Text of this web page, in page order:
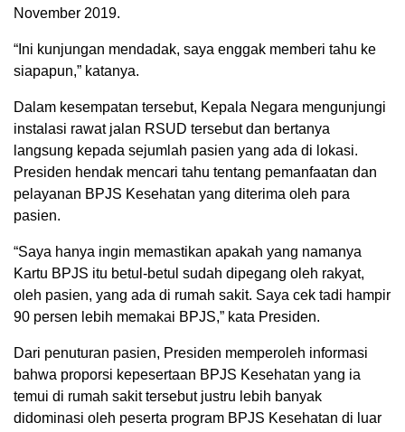
November 2019.
“Ini kunjungan mendadak, saya enggak memberi tahu ke
siapapun,” katanya.
Dalam kesempatan tersebut, Kepala Negara mengunjungi
instalasi rawat jalan RSUD tersebut dan bertanya
langsung kepada sejumlah pasien yang ada di lokasi.
Presiden hendak mencari tahu tentang pemanfaatan dan
pelayanan BPJS Kesehatan yang diterima oleh para
pasien.
“Saya hanya ingin memastikan apakah yang namanya
Kartu BPJS itu betul-betul sudah dipegang oleh rakyat,
oleh pasien, yang ada di rumah sakit. Saya cek tadi hampir
90 persen lebih memakai BPJS,” kata Presiden.
Dari penuturan pasien, Presiden memperoleh informasi
bahwa proporsi kepesertaan BPJS Kesehatan yang ia
temui di rumah sakit tersebut justru lebih banyak
didominasi oleh peserta program BPJS Kesehatan di luar